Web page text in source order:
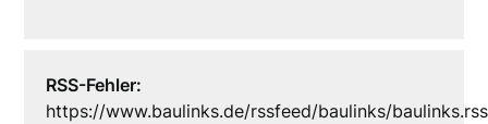
RSS-Fehler:
https://www.baulinks.de/rssfeed/baulinks/baulinks.rss